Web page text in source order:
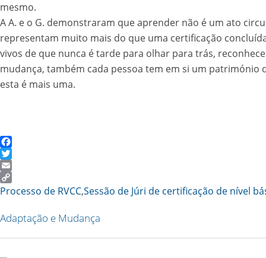
mesmo.
A A. e o G. demonstraram que aprender não é um ato
representam muito mais do que uma certificação
vivos de que nunca é tarde para olhar para trás,
mudança, também cada pessoa tem em si um património
esta é mais uma.
Facebook
Twitter
Email
Copy
Processo de RVCC,Sessão de Júri de certificação de nível
Adaptação e Mudança